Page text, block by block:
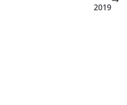
2019